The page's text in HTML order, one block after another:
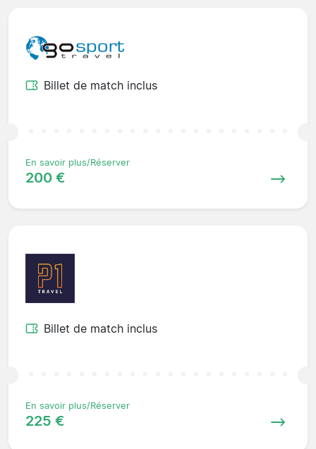
Billet de match inclus
En savoir plus/Réserver
200 €
Billet de match inclus
En savoir plus/Réserver
225 €